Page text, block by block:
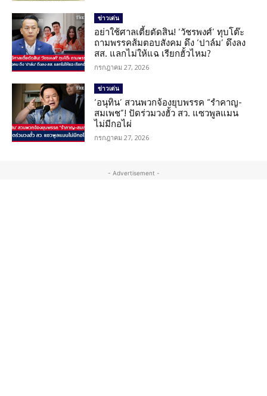
ข่าวเด่น
อย่าใช้ศาลเตี้ยตัดสิน! ‘วัชรพงศ์’ ทุบโต๊ะ
ถามพรรคส้มตอบสังคม ดึง ‘ปาล์ม’ ดึงลง
สส. แลกไม่ให้แฉ เรียกฮั้วไหม?
กรกฎาคม 27, 2026
ข่าวเด่น
‘อนุทิน’ สวนพวกจ้องยุบพรรค “รำคาญ-
สมเพช”! ปัดร่วมวงฮั้ว สว. แซวพูลแมน
ไม่มีกอไผ่
กรกฎาคม 27, 2026
- Advertisement -